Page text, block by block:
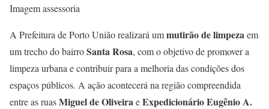
Imagem assessoria
A Prefeitura de Porto União realizará ummutirão de limpezaem
um trecho do bairroSanta Rosa, com o objetivo de promover a
limpeza urbana e contribuir para a melhoria das condições dos
espaços públicos. A ação acontecerá na região compreendida
entre as ruasMiguel de OliveiraeExpedicionário Eugênio A.